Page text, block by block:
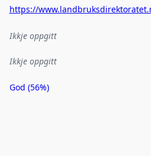
https://www.landbruksdirektoratet.no
Ikkje oppgitt
Ikkje oppgitt
Metadatakvalitet
God (56%)